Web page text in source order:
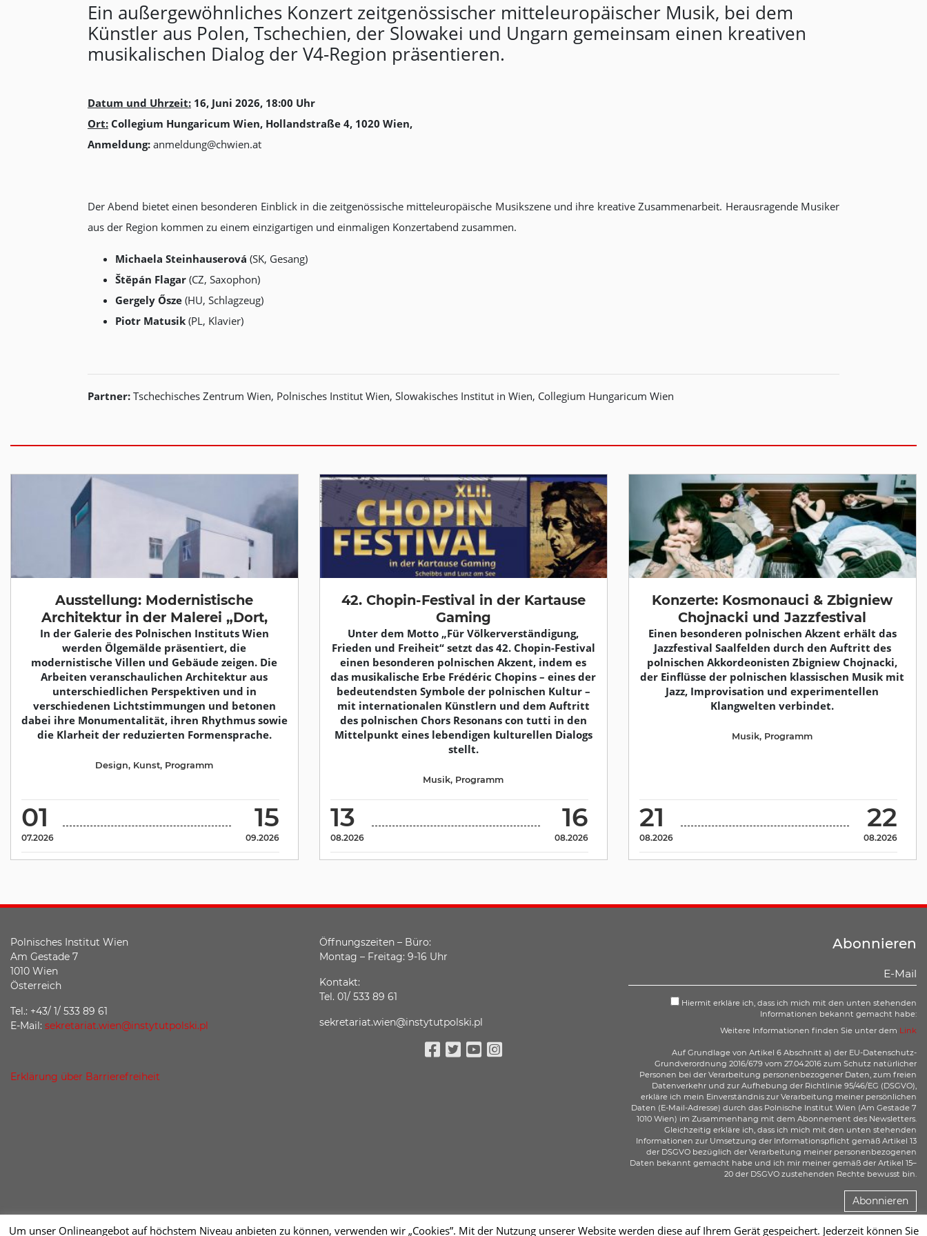
Ein außergewöhnliches Konzert zeitgenössischer mitteleuropäischer Musik, bei dem
Künstler aus Polen, Tschechien, der Slowakei und Ungarn gemeinsam einen kreativen
musikalischen Dialog der V4-Region präsentieren.
Datum und Uhrzeit:16, Juni 2026, 18:00 Uhr
Ort:Collegium Hungaricum Wien, Hollandstraße 4, 1020 Wien,
Anmeldung:anmeldung@chwien.at
Der Abend bietet einen besonderen Einblick in die zeitgenössische mitteleuropäische Musikszene und ihre kreative Zusammenarbeit. Herausragende Musiker
aus der Region kommen zu einem einzigartigen und einmaligen Konzertabend zusammen.
Michaela Steinhauserová (SK, Gesang)
Štěpán Flagar(CZ, Saxophon)
Gergely Ősze(HU, Schlagzeug)
Piotr Matusik (PL, Klavier)
Partner:Tschechisches Zentrum Wien, Polnisches Institut Wien, Slowakisches Institut in Wien, Collegium Hungaricum Wien
Ausstellung: Modernistische
Architektur in der Malerei „Dort,
In der Galerie des Polnischen Instituts Wien
werden Ölgemälde präsentiert, die
modernistische Villen und Gebäude zeigen. Die
Arbeiten veranschaulichen Architektur aus
unterschiedlichen Perspektiven und in
verschiedenen Lichtstimmungen und betonen
dabei ihre Monumentalität, ihren Rhythmus sowie
die Klarheit der reduzierten Formensprache.
01
07.2026
15
09.2026
Design, Kunst, Programm
42. Chopin-Festival in der Kartause
Gaming
Unter dem Motto „Für Völkerverständigung,
Frieden und Freiheit“ setzt das 42. Chopin-Festival
einen besonderen polnischen Akzent, indem es
das musikalische Erbe Frédéric Chopins – eines der
bedeutendsten Symbole der polnischen Kultur –
mit internationalen Künstlern und dem Auftritt
des polnischen Chors Resonans con tutti in den
Mittelpunkt eines lebendigen kulturellen Dialogs
stellt.
13
08.2026
16
08.2026
Musik, Programm
Konzerte: Kosmonauci & Zbigniew
Chojnacki und Jazzfestival
Einen besonderen polnischen Akzent erhält das
Jazzfestival Saalfelden durch den Auftritt des
polnischen Akkordeonisten Zbigniew Chojnacki,
der Einflüsse der polnischen klassischen Musik mit
Jazz, Improvisation und experimentellen
Klangwelten verbindet.
21
08.2026
22
08.2026
Musik, Programm
Polnisches Institut Wien
Am Gestade 7
1010 Wien
Österreich
Tel.: +43/ 1/ 533 89 61
E-Mail: sekretariat.wien@instytutpolski.pl
Erklärung über Barrierefreiheit
Öffnungszeiten – Büro:
Montag – Freitag: 9-16 Uhr
Kontakt:
Tel. 01/ 533 89 61
sekretariat.wien@instytutpolski.pl
Abonnieren
Hiermit erkläre ich, dass ich mich mit den unten stehenden
Informationen bekannt gemacht habe:
Weitere Informationen finden Sie unter dem Link
Auf Grundlage von Artikel 6 Abschnitt a) der EU-Datenschutz-
Grundverordnung 2016/679 vom 27.04.2016 zum Schutz natürlicher
Personen bei der Verarbeitung personenbezogener Daten, zum freien
Datenverkehr und zur Aufhebung der Richtlinie 95/46/EG (DSGVO),
erkläre ich mein Einverständnis zur Verarbeitung meiner persönlichen
Daten (E-Mail-Adresse) durch das Polnische Institut Wien (Am Gestade 7
1010 Wien) im Zusammenhang mit dem Abonnement des Newsletters.
Gleichzeitig erkläre ich, dass ich mich mit den unten stehenden
Informationen zur Umsetzung der Informationspflicht gemäß Artikel 13
der DSGVO bezüglich der Verarbeitung meiner personenbezogenen
Daten bekannt gemacht habe und ich mir meiner gemäß der Artikel 15–
20 der DSGVO zustehenden Rechte bewusst bin.
Abonnieren
Um unser Onlineangebot auf höchstem Niveau anbieten zu können, verwenden wir „Cookies”. Mit der Nutzung unserer Website werden diese auf Ihrem Gerät gespeichert. Jederzeit können Sie